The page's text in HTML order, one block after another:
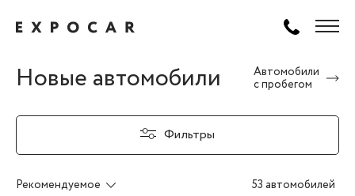
Новые автомобили
Автомобили
с пробегом
Фильтры
Рекомендуемое 53 автомобилей